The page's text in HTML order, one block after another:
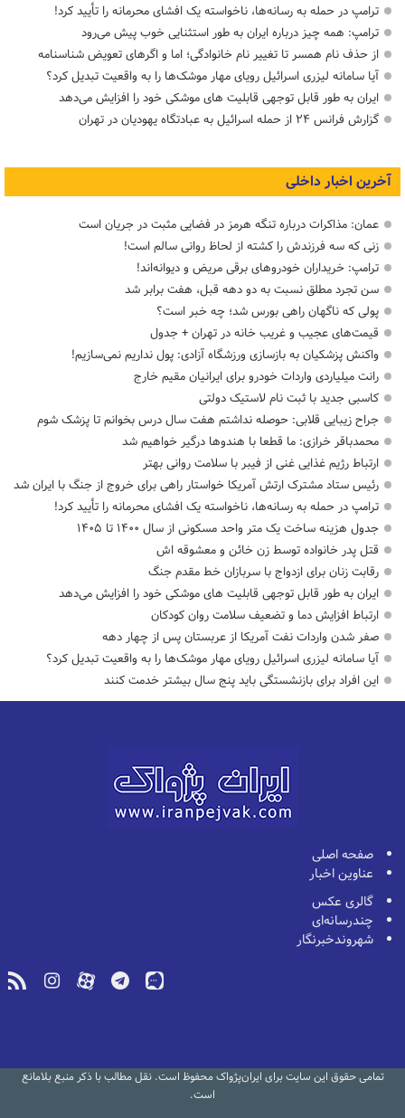
ترامپ در حمله‌ به رسانه‌ها، ناخواسته یک افشای محرمانه را تأیید کرد!
ترامپ: همه چیز درباره ایران به طور استثنایی خوب پیش می‌رود
از حذف نام همسر تا تغییر نام خانوادگی؛ اما و اگرهای تعویض شناسنامه
آیا سامانه لیزری اسرائیل رویای مهار موشک‌ها را به واقعیت تبدیل کرد؟
ایران به طور قابل توجهی قابلیت های موشکی خود را افزایش می‌دهد
گزارش فرانس ۲۴ از حمله اسرائیل به عبادتگاه یهودیان در تهران
آخرین اخبار داخلی
عمان: مذاکرات درباره تنگه هرمز در فضایی مثبت در جریان است
زنی که سه فرزندش را کشته از لحاظ روانی سالم است!
ترامپ: خریداران خودروهای برقی مریض و دیوانه‌اند!
سن تجرد مطلق نسبت به دو دهه قبل، هفت برابر شد
پولی که ناگهان راهی بورس شد؛ چه خبر است؟
قیمت‌های عجیب و غریب خانه در تهران + جدول
واکنش پزشکیان به بازسازی ورزشگاه آزادی: پول نداریم نمی‌سازیم!
رانت میلیاردی واردات خودرو برای ایرانیان مقیم خارج
کاسبی جدید با ثبت نام لاستیک دولتی
جراح زیبایی قلابی: حوصله نداشتم هفت سال درس بخوانم تا پزشک شوم
محمدباقر خرازی: ما قطعا با هندوها درگیر خواهیم شد
ارتباط رژیم غذایی غنی از فیبر با سلامت روانی بهتر
رئیس ستاد مشترک ارتش آمریکا خواستار راهی برای خروج از جنگ با ایران شد
ترامپ در حمله‌ به رسانه‌ها، ناخواسته یک افشای محرمانه را تأیید کرد!
جدول هزینه ساخت یک متر واحد مسکونی از سال ۱۴۰۰ تا ۱۴۰۵
قتل پدر خانواده توسط زن خائن و معشوقه اش
رقابت زنان برای ازدواج با سربازان خط مقدم جنگ
ایران به طور قابل توجهی قابلیت های موشکی خود را افزایش می‌دهد
ارتباط افزایش دما و تضعیف سلامت روان کودکان
صفر شدن واردات نفت آمریکا از عربستان پس از چهار دهه
آیا سامانه لیزری اسرائیل رویای مهار موشک‌ها را به واقعیت تبدیل کرد؟
این افراد برای بازنشستگی باید پنج سال بیشتر خدمت کنند
صفحه اصلی
عناوین اخبار
گالری عکس
چندرسانه‌ای
شهروندخبرنگار
تمامی حقوق این سایت برای ایران‌پژواک محفوظ است. نقل مطالب با ذکر منبع بلامانع
است.